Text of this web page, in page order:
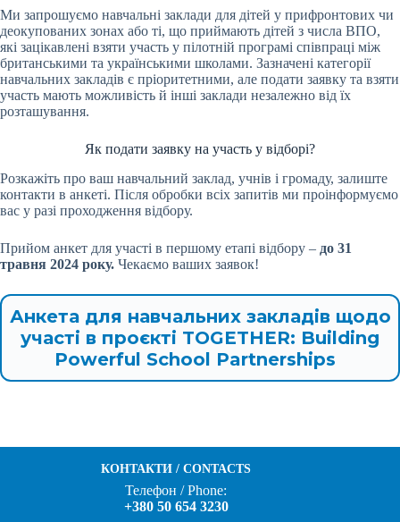
Ми запрошуємо навчальні заклади для дітей у прифронтових чи
деокупованих зонах або ті, що приймають дітей з числа ВПО,
які зацікавлені взяти участь у пілотній програмі співпраці між
британськими та українськими школами. Зазначені категорії
навчальних закладів є пріоритетними, але подати заявку та взяти
участь мають можливість й інші заклади незалежно від їх
розташування.
Як подати заявку на участь у відборі?
Розкажіть про ваш навчальний заклад, учнів і громаду, залиште
контакти в анкеті. Після обробки всіх запитів ми проінформуємо
вас у разі проходження відбору.
Прийом анкет для участі в першому етапі відбору – до 31
травня 2024 року. Чекаємо ваших заявок!
Анкета для навчальних закладів щодо
участі в проєкті TOGETHER: Building
Powerful School Partnerships
КОНТАКТИ / CONTACTS
Телефон / Phone:
+380 50 654 3230